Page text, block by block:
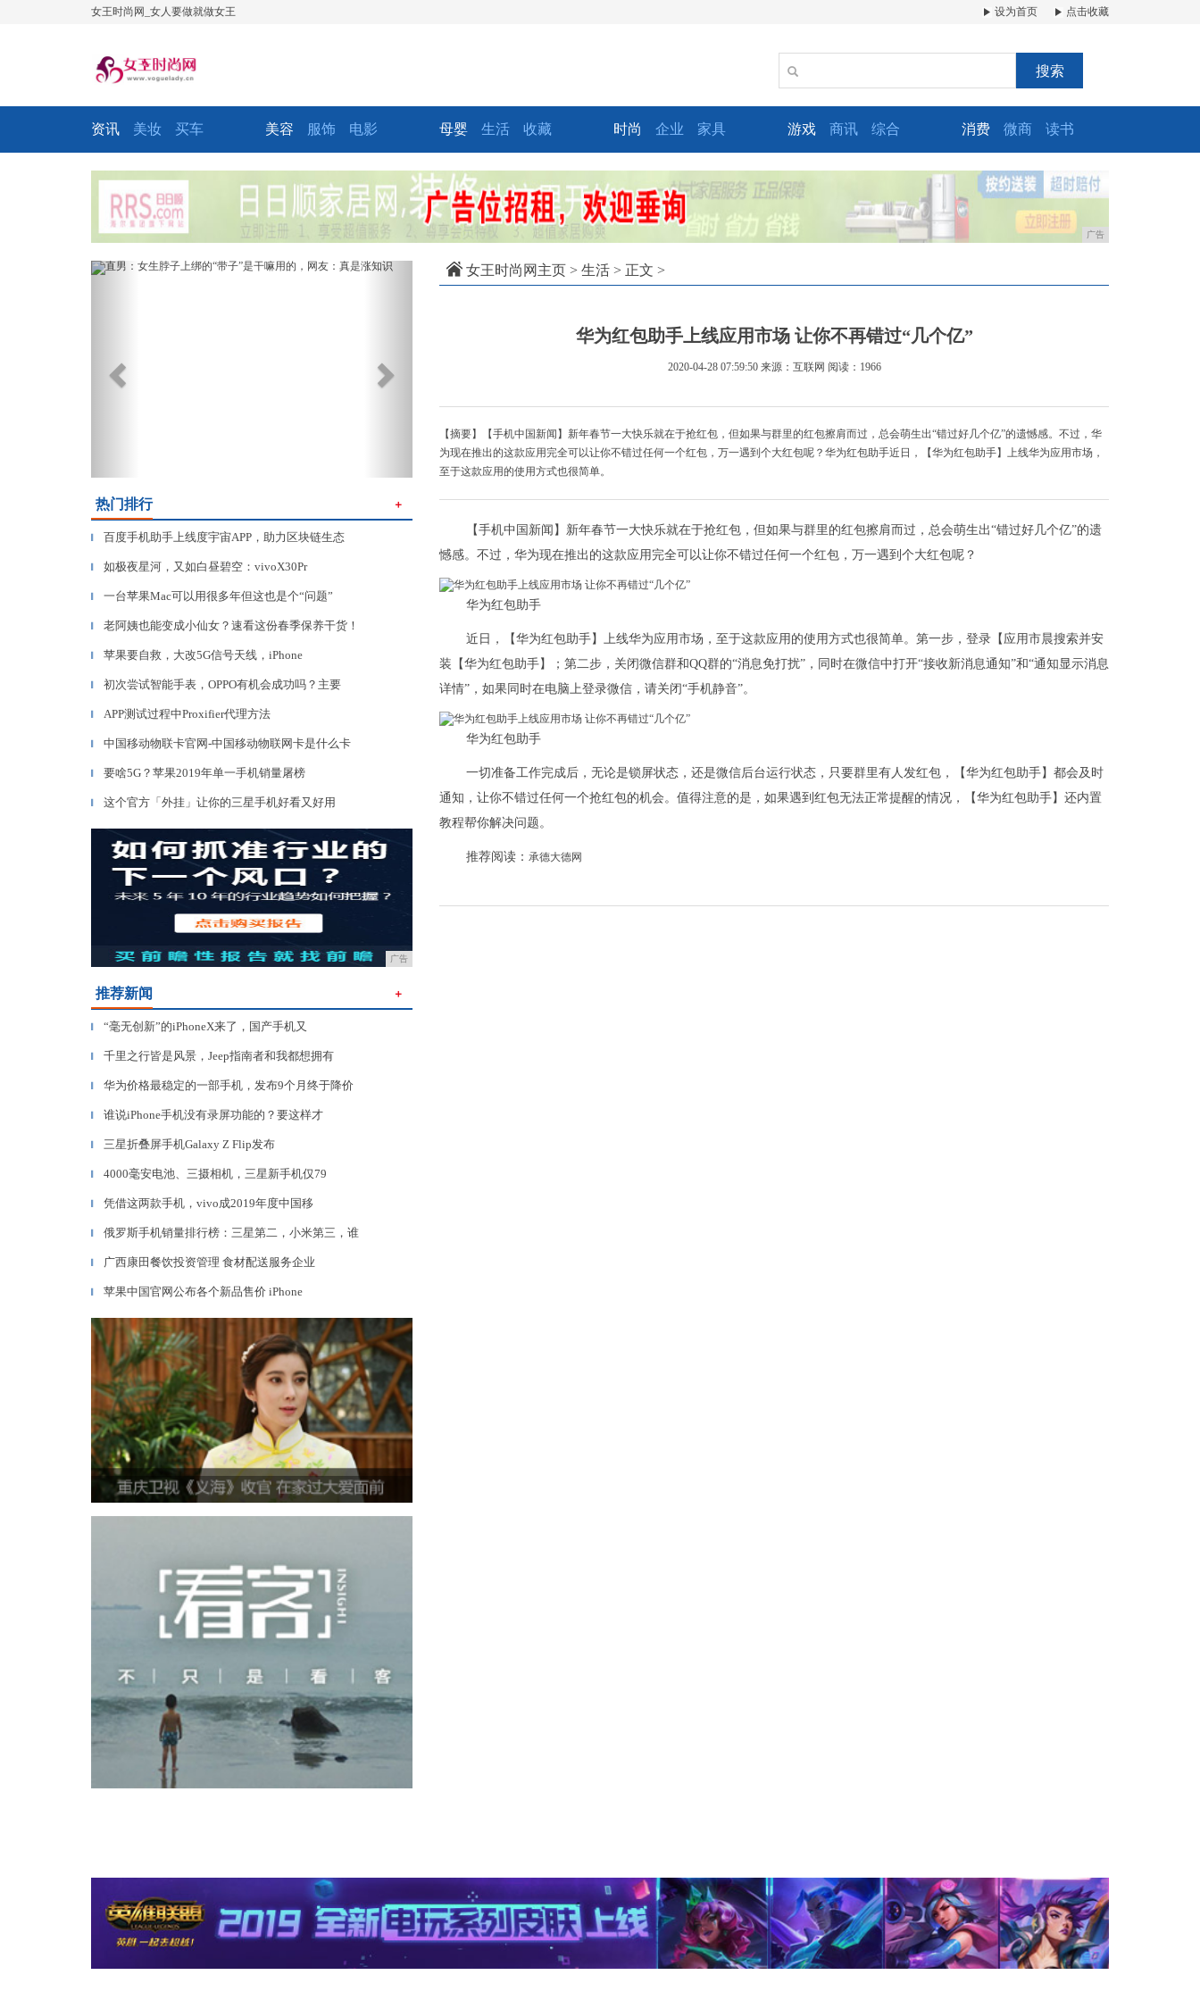
女王时尚网_女人要做就做女王 设为首页 点击收藏
搜索
资讯 美妆 买车 美容 服饰 电影 母婴 生活 收藏 时尚 企业 家具 游戏 商讯 综合 消费 微商 读书
广告
Previous Next
热门排行 ＋
▎ 百度手机助手上线度宇宙APP，助力区块链生态
▎ 如极夜星河，又如白昼碧空：vivoX30Pr
▎ 一台苹果Mac可以用很多年但这也是个“问题”
▎ 老阿姨也能变成小仙女？速看这份春季保养干货！
▎ 苹果要自救，大改5G信号天线，iPhone
▎ 初次尝试智能手表，OPPO有机会成功吗？主要
▎ APP测试过程中Proxifier代理方法
▎ 中国移动物联卡官网-中国移动物联网卡是什么卡
▎ 要啥5G？苹果2019年单一手机销量屠榜
▎ 这个官方「外挂」让你的三星手机好看又好用
广告
推荐新闻 ＋
▎ “毫无创新”的iPhoneX来了，国产手机又
▎ 千里之行皆是风景，Jeep指南者和我都想拥有
▎ 华为价格最稳定的一部手机，发布9个月终于降价
▎ 谁说iPhone手机没有录屏功能的？要这样才
▎ 三星折叠屏手机Galaxy Z Flip发布
▎ 4000毫安电池、三摄相机，三星新手机仅79
▎ 凭借这两款手机，vivo成2019年度中国移
▎ 俄罗斯手机销量排行榜：三星第二，小米第三，谁
▎ 广西康田餐饮投资管理 食材配送服务企业
▎ 苹果中国官网公布各个新品售价 iPhone
女王时尚网主页 > 生活 > 正文 >
华为红包助手上线应用市场 让你不再错过“几个亿”
2020-04-28 07:59:50 来源：互联网 阅读：1966
【摘要】【手机中国新闻】新年春节一大快乐就在于抢红包，但如果与群里的红包擦肩而过，总会萌生出“错过好几个亿”的遗憾感。不过，华
为现在推出的这款应用完全可以让你不错过任何一个红包，万一遇到个大红包呢？华为红包助手近日，【华为红包助手】上线华为应用市场，
至于这款应用的使用方式也很简单。
【手机中国新闻】新年春节一大快乐就在于抢红包，但如果与群里的红包擦肩而过，总会萌生出“错过好几个亿”的遗
憾感。不过，华为现在推出的这款应用完全可以让你不错过任何一个红包，万一遇到个大红包呢？
华为红包助手
近日，【华为红包助手】上线华为应用市场，至于这款应用的使用方式也很简单。第一步，登录【应用市晨搜索并安
装【华为红包助手】；第二步，关闭微信群和QQ群的“消息免打扰”，同时在微信中打开“接收新消息通知”和“通知显示消息
详情”，如果同时在电脑上登录微信，请关闭“手机静音”。
华为红包助手
一切准备工作完成后，无论是锁屏状态，还是微信后台运行状态，只要群里有人发红包，【华为红包助手】都会及时
通知，让你不错过任何一个抢红包的机会。值得注意的是，如果遇到红包无法正常提醒的情况，【华为红包助手】还内置
教程帮你解决问题。
推荐阅读： 承德大德网